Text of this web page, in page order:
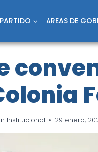
PARTIDO AREAS DE
Institucional 29 enero,